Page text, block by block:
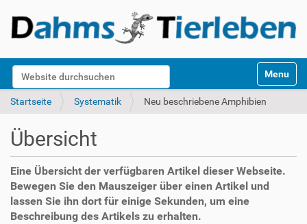
Website durchsuchen
k
Toggle
Startseite Systematik Neu beschriebene Amphibien
Übersicht
Eine Übersicht der verfügbaren Artikel dieser Webseite.
Bewegen Sie den Mauszeiger über einen Artikel und
lassen Sie ihn dort für einige Sekunden, um eine
Beschreibung des Artikels zu erhalten.